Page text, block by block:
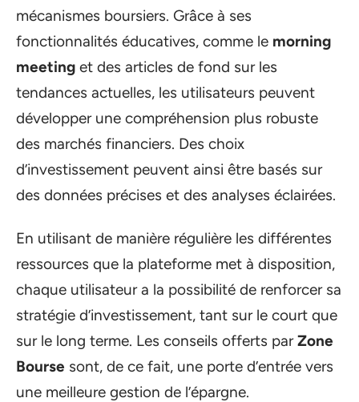
mécanismes boursiers. Grâce à ses
fonctionnalités éducatives, comme le morning
meeting et des articles de fond sur les
tendances actuelles, les utilisateurs peuvent
développer une compréhension plus robuste
des marchés financiers. Des choix
d’investissement peuvent ainsi être basés sur
des données précises et des analyses éclairées.
En utilisant de manière régulière les différentes
ressources que la plateforme met à disposition,
chaque utilisateur a la possibilité de renforcer sa
stratégie d’investissement, tant sur le court que
sur le long terme. Les conseils offerts parZone
Bourse sont, de ce fait, une porte d’entrée vers
une meilleure gestion de l’épargne.